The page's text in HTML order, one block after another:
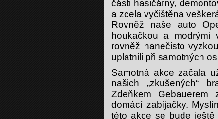
části hasičárny,
a zcela vyčištěna
Rovněž naše auto
houkačkou a modrými
rovněž nanečisto
uplatnili při samotných
Samotná akce začala
našich „zkušených“
Zdeňkem Gebauerem
domácí zabíjačky.
této akce se bude